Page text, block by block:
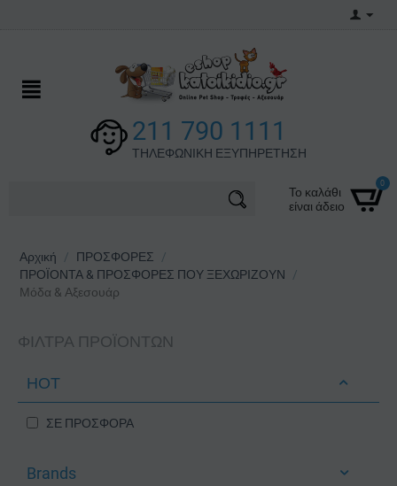
211 790 1111
ΤΗΛΕΦΩΝΙΚΗ ΕΞΥΠΗΡΕΤΗΣΗ
Το καλάθι
είναι άδειο
0
Αρχική / ΠΡΟΣΦΟΡΕΣ
/
ΠΡΟΪΟΝΤΑ & ΠΡΟΣΦΟΡΕΣ ΠΟΥ ΞΕΧΩΡΙΖΟΥΝ
/
Μόδα & Αξεσουάρ
ΦΊΛΤΡΑ ΠΡΟΪΌΝΤΩΝ
ΗΟΤ
ΣΕ ΠΡΟΣΦΟΡΑ
Brands